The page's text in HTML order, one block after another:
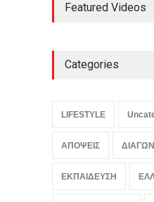
Featured Videos
Categories
LIFESTYLE
ΑΠΟΨΕΙΣ
ΕΚΠΑΙΔΕΥΣΗ